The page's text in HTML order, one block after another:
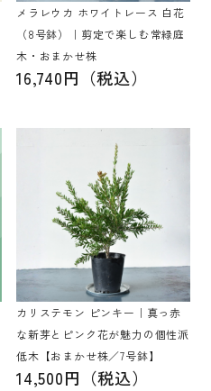
メラレウカ ホワイトレース 白花
（8号鉢）｜剪定で楽しむ常緑庭
木・おまかせ株
16,740円（税込）
カリステモン ピンキー｜真っ赤
な新芽とピンク花が魅力の個性派
低木【おまかせ株／7号鉢】
14,500円（税込）